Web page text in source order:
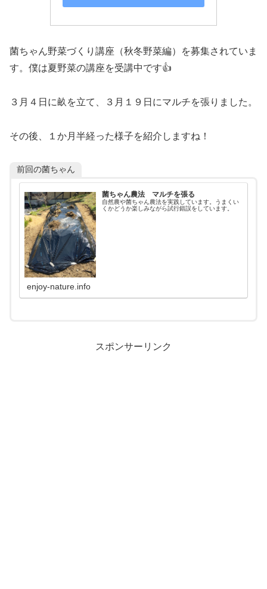
菌ちゃん野菜づくり講座（秋冬野菜編）を募集されていま
す。僕は夏野菜の講座を受講中です👍
３月４日に畝を立て、３月１９日にマルチを張りました。
その後、１か月半経った様子を紹介しますね！
前回の菌ちゃん
菌ちゃん農法 マルチを張る
自然農や菌ちゃん農法を実践しています。うまくい
くかどうか楽しみながら試行錯誤をしています。
enjoy-nature.info
スポンサーリンク